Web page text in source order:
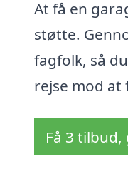
At få en
støtte.
fagfolk, så
rejse mod at
Få 3